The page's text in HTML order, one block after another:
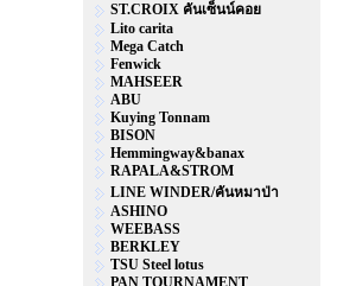
ST.CROIX คันเซ็นน์คอย
Lito carita
Mega Catch
Fenwick
MAHSEER
ABU
Kuying Tonnam
BISON
Hemmingway&banax
RAPALA&STROM
LINE WINDER/คันหมาป่า
ASHINO
WEEBASS
BERKLEY
TSU Steel lotus
PAN TOURNAMENT